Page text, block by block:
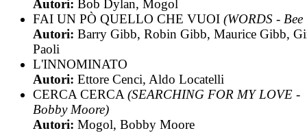
Autori: Bob Dylan, Mogol
FAI UN PÒ QUELLO CHE VUOI (WORDS - Bee
Autori: Barry Gibb, Robin Gibb, Maurice Gibb,
Paoli
L'INNOMINATO
Autori: Ettore Cenci, Aldo Locatelli
CERCA CERCA(SEARCHING FOR MY LOVE -
Bobby Moore)
Autori: Mogol, Bobby Moore